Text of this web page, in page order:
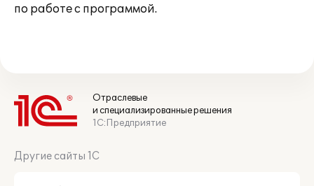
по работе с программой.
Отраслевые
и специализированные решения
1С:Предприятие
Другие сайты 1С